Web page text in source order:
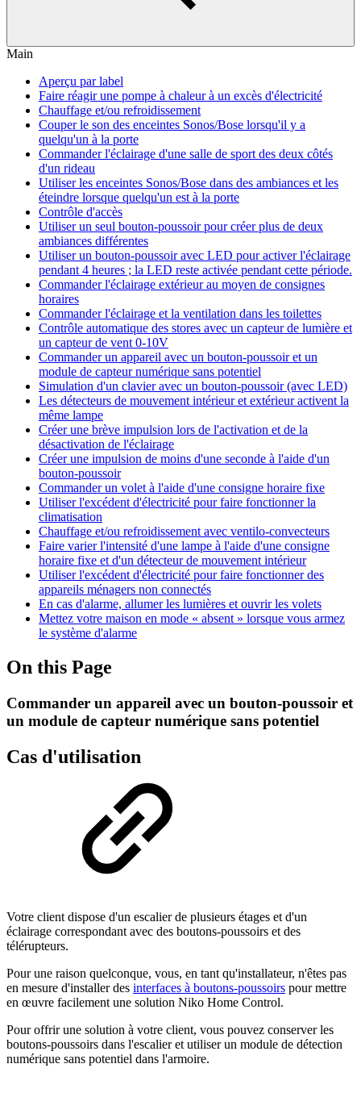
Main
Aperçu par label
Faire réagir une pompe à chaleur à un excès d'électricité
Chauffage et/ou refroidissement
Couper le son des enceintes Sonos/Bose lorsqu'il y a
quelqu'un à la porte
Commander l'éclairage d'une salle de sport des deux côtés
d'un rideau
Utiliser les enceintes Sonos/Bose dans des ambiances et les
éteindre lorsque quelqu'un est à la porte
Contrôle d'accès
Utiliser un seul bouton-poussoir pour créer plus de deux
ambiances différentes
Utiliser un bouton-poussoir avec LED pour activer l'éclairage
pendant 4 heures ; la LED reste activée pendant cette période.
Commander l'éclairage extérieur au moyen de consignes
horaires
Commander l'éclairage et la ventilation dans les toilettes
Contrôle automatique des stores avec un capteur de lumière et
un capteur de vent 0-10V
Commander un appareil avec un bouton-poussoir et un
module de capteur numérique sans potentiel
Simulation d'un clavier avec un bouton-poussoir (avec LED)
Les détecteurs de mouvement intérieur et extérieur activent la
même lampe
Créer une brève impulsion lors de l'activation et de la
désactivation de l'éclairage
Créer une impulsion de moins d'une seconde à l'aide d'un
bouton-poussoir
Commander un volet à l'aide d'une consigne horaire fixe
Utiliser l'excédent d'électricité pour faire fonctionner la
climatisation
Chauffage et/ou refroidissement avec ventilo-convecteurs
Faire varier l'intensité d'une lampe à l'aide d'une consigne
horaire fixe et d'un détecteur de mouvement intérieur
Utiliser l'excédent d'électricité pour faire fonctionner des
appareils ménagers non connectés
En cas d'alarme, allumer les lumières et ouvrir les volets
Mettez votre maison en mode « absent » lorsque vous armez
le système d'alarme
On this Page
Commander un appareil avec un bouton-poussoir et
un module de capteur numérique sans potentiel
Cas d'utilisation
Votre client dispose d'un escalier de plusieurs étages et d'un
éclairage correspondant avec des boutons-poussoirs et des
télérupteurs.
Pour une raison quelconque, vous, en tant qu'installateur, n'êtes pas
en mesure d'installer des interfaces à boutons-poussoirs pour mettre
en œuvre facilement une solution Niko Home Control.
Pour offrir une solution à votre client, vous pouvez conserver les
boutons-poussoirs dans l'escalier et utiliser un module de détection
numérique sans potentiel dans l'armoire.